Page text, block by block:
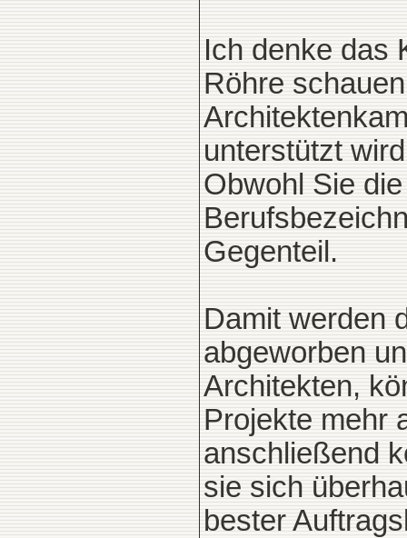
Ich denke das
Röhre
unterstützt
Obwohl Sie
Gegenteil.
Damit werden
abgeworben
Architekten,
Projekte mehr
anschließend
sie sich
bester